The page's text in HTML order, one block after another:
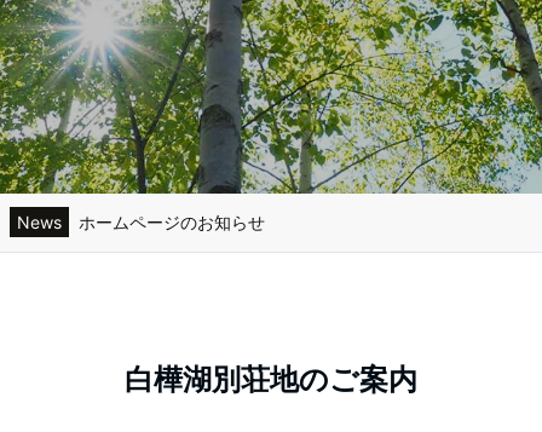
News ホームページのお知らせ
おすすめ物件２ 区画19-16
白樺湖別荘地のご案内